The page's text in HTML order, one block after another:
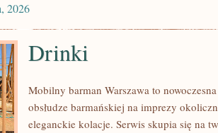
2026
Drinki
Mobilny barman Warszawa to
obsłudze barmańskiej na imprezy
eleganckie kolacje. Serwis skupia się na